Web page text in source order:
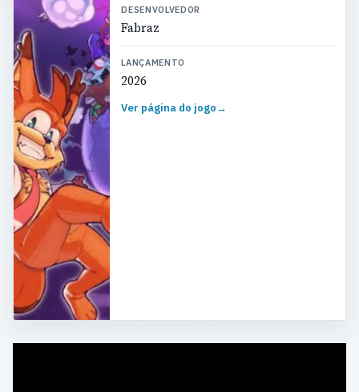
DESENVOLVEDOR
Fabraz
LANÇAMENTO
2026
Ver página do jogo→